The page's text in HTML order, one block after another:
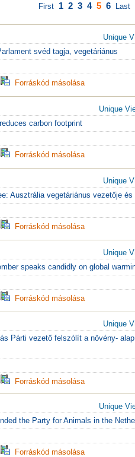
First 1 2 3 4 5 6 Last
Unique
svéd tagja, vegetáriánus
Forráskód másolása
Unique
carbon footprint
Forráskód másolása
Unique
Ausztrália vegetáriánus vezetője és
Forráskód másolása
Unique
speaks candidly on global
Forráskód másolása
Unique
Párti vezető felszólít a növény-
Forráskód másolása
Unique
the Party for Animals in the
Forráskód másolása